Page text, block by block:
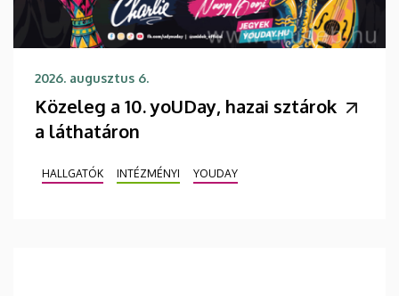
2026. augusztus 6.
Közeleg a 10. yoUDay, hazai sztárok
a láthatáron
HALLGATÓK INTÉZMÉNYI YOUDAY